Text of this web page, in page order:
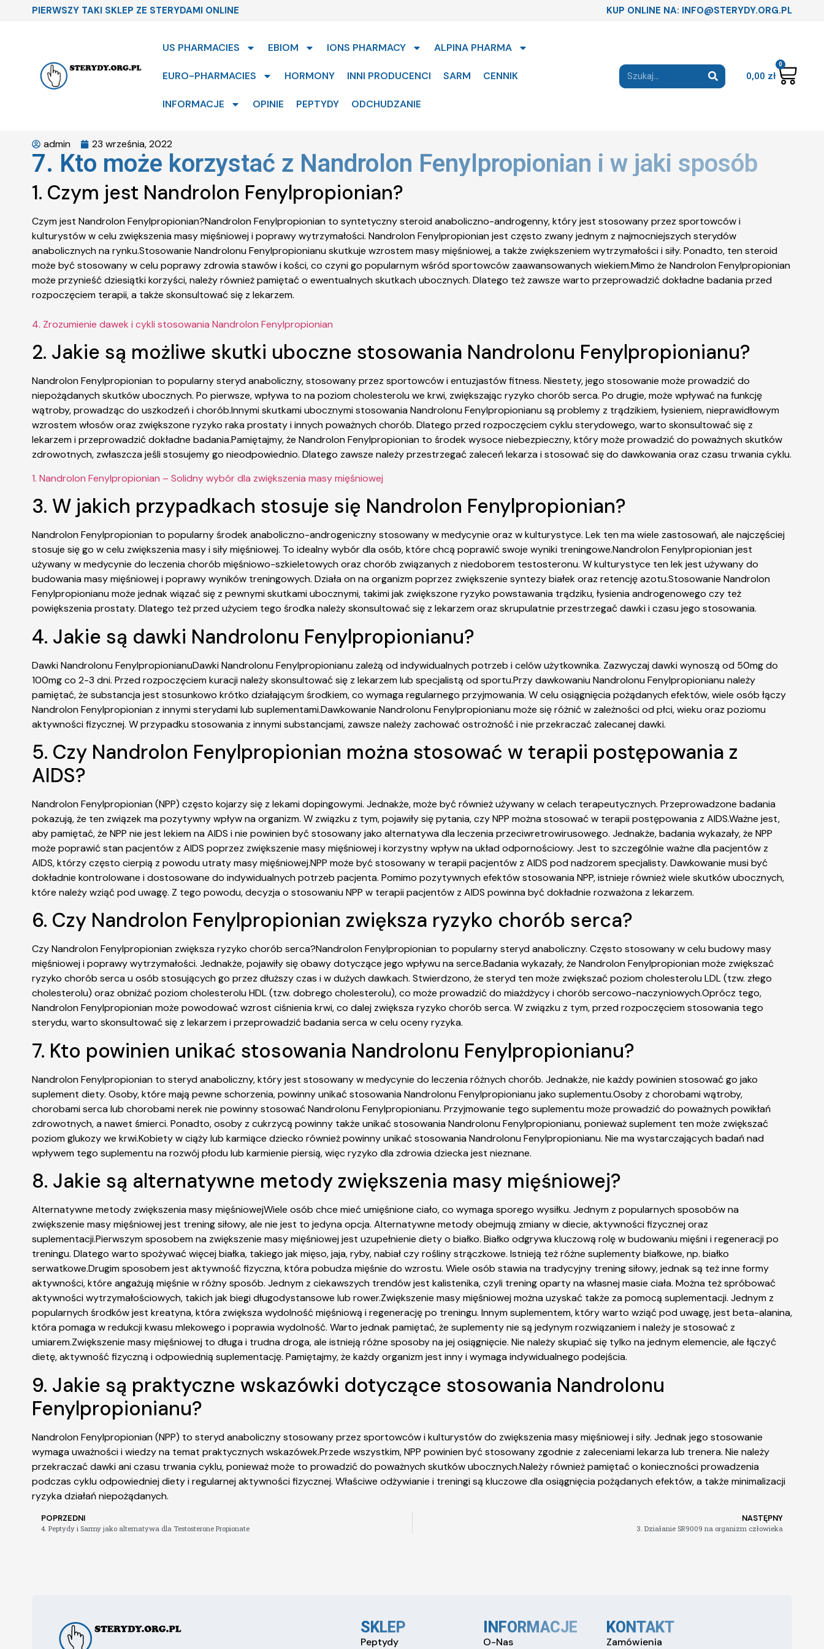
PIERWSZY TAKI SKLEP ZE STERYDAMI ONLINE KUP ONLINE NA: INFO@STERYDY.ORG.PL
US PHARMACIES EBIOM IONS PHARMACY ALPINA PHARMA
EURO-PHARMACIES HORMONY INNI PRODUCENCI SARM CENNIK
INFORMACJE OPINIE PEPTYDY ODCHUDZANIE
0,00 zł
0
admin 23 września, 2022
7. Kto może korzystać z Nandrolon Fenylpropionian i w jaki sposób
1. Czym jest Nandrolon Fenylpropionian?
Czym jest Nandrolon Fenylpropionian?Nandrolon Fenylpropionian to syntetyczny steroid anaboliczno-androgenny, który jest stosowany przez sportowców i
kulturystów w celu zwiększenia masy mięśniowej i poprawy wytrzymałości. Nandrolon Fenylpropionian jest często zwany jednym z najmocniejszych sterydów
anabolicznych na rynku.Stosowanie Nandrolonu Fenylpropionianu skutkuje wzrostem masy mięśniowej, a także zwiększeniem wytrzymałości i siły. Ponadto, ten steroid
może być stosowany w celu poprawy zdrowia stawów i kości, co czyni go popularnym wśród sportowców zaawansowanych wiekiem.Mimo że Nandrolon Fenylpropionian
może przynieść dziesiątki korzyści, należy również pamiętać o ewentualnych skutkach ubocznych. Dlatego też zawsze warto przeprowadzić dokładne badania przed
rozpoczęciem terapii, a także skonsultować się z lekarzem.
4. Zrozumienie dawek i cykli stosowania Nandrolon Fenylpropionian
2. Jakie są możliwe skutki uboczne stosowania Nandrolonu Fenylpropionianu?
Nandrolon Fenylpropionian to popularny steryd anaboliczny, stosowany przez sportowców i entuzjastów fitness. Niestety, jego stosowanie może prowadzić do
niepożądanych skutków ubocznych. Po pierwsze, wpływa to na poziom cholesterolu we krwi, zwiększając ryzyko chorób serca. Po drugie, może wpływać na funkcję
wątroby, prowadząc do uszkodzeń i chorób.Innymi skutkami ubocznymi stosowania Nandrolonu Fenylpropionianu są problemy z trądzikiem, łysieniem, nieprawidłowym
wzrostem włosów oraz zwiększone ryzyko raka prostaty i innych poważnych chorób. Dlatego przed rozpoczęciem cyklu sterydowego, warto skonsultować się z
lekarzem i przeprowadzić dokładne badania.Pamiętajmy, że Nandrolon Fenylpropionian to środek wysoce niebezpieczny, który może prowadzić do poważnych skutków
zdrowotnych, zwłaszcza jeśli stosujemy go nieodpowiednio. Dlatego zawsze należy przestrzegać zaleceń lekarza i stosować się do dawkowania oraz czasu trwania cyklu.
1. Nandrolon Fenylpropionian – Solidny wybór dla zwiększenia masy mięśniowej
3. W jakich przypadkach stosuje się Nandrolon Fenylpropionian?
Nandrolon Fenylpropionian to popularny środek anaboliczno-androgeniczny stosowany w medycynie oraz w kulturystyce. Lek ten ma wiele zastosowań, ale najczęściej
stosuje się go w celu zwiększenia masy i siły mięśniowej. To idealny wybór dla osób, które chcą poprawić swoje wyniki treningowe.Nandrolon Fenylpropionian jest
używany w medycynie do leczenia chorób mięśniowo-szkieletowych oraz chorób związanych z niedoborem testosteronu. W kulturystyce ten lek jest używany do
budowania masy mięśniowej i poprawy wyników treningowych. Działa on na organizm poprzez zwiększenie syntezy białek oraz retencję azotu.Stosowanie Nandrolon
Fenylpropionianu może jednak wiązać się z pewnymi skutkami ubocznymi, takimi jak zwiększone ryzyko powstawania trądziku, łysienia androgenowego czy też
powiększenia prostaty. Dlatego też przed użyciem tego środka należy skonsultować się z lekarzem oraz skrupulatnie przestrzegać dawki i czasu jego stosowania.
4. Jakie są dawki Nandrolonu Fenylpropionianu?
Dawki Nandrolonu FenylpropionianuDawki Nandrolonu Fenylpropionianu zależą od indywidualnych potrzeb i celów użytkownika. Zazwyczaj dawki wynoszą od 50mg do
100mg co 2-3 dni. Przed rozpoczęciem kuracji należy skonsultować się z lekarzem lub specjalistą od sportu.Przy dawkowaniu Nandrolonu Fenylpropionianu należy
pamiętać, że substancja jest stosunkowo krótko działającym środkiem, co wymaga regularnego przyjmowania. W celu osiągnięcia pożądanych efektów, wiele osób łączy
Nandrolon Fenylpropionian z innymi sterydami lub suplementami.Dawkowanie Nandrolonu Fenylpropionianu może się różnić w zależności od płci, wieku oraz poziomu
aktywności fizycznej. W przypadku stosowania z innymi substancjami, zawsze należy zachować ostrożność i nie przekraczać zalecanej dawki.
5. Czy Nandrolon Fenylpropionian można stosować w terapii postępowania z
AIDS?
Nandrolon Fenylpropionian (NPP) często kojarzy się z lekami dopingowymi. Jednakże, może być również używany w celach terapeutycznych. Przeprowadzone badania
pokazują, że ten związek ma pozytywny wpływ na organizm. W związku z tym, pojawiły się pytania, czy NPP można stosować w terapii postępowania z AIDS.Ważne jest,
aby pamiętać, że NPP nie jest lekiem na AIDS i nie powinien być stosowany jako alternatywa dla leczenia przeciwretrowirusowego. Jednakże, badania wykazały, że NPP
może poprawić stan pacjentów z AIDS poprzez zwiększenie masy mięśniowej i korzystny wpływ na układ odpornościowy. Jest to szczególnie ważne dla pacjentów z
AIDS, którzy często cierpią z powodu utraty masy mięśniowej.NPP może być stosowany w terapii pacjentów z AIDS pod nadzorem specjalisty. Dawkowanie musi być
dokładnie kontrolowane i dostosowane do indywidualnych potrzeb pacjenta. Pomimo pozytywnych efektów stosowania NPP, istnieje również wiele skutków ubocznych,
które należy wziąć pod uwagę. Z tego powodu, decyzja o stosowaniu NPP w terapii pacjentów z AIDS powinna być dokładnie rozważona z lekarzem.
6. Czy Nandrolon Fenylpropionian zwiększa ryzyko chorób serca?
Czy Nandrolon Fenylpropionian zwiększa ryzyko chorób serca?Nandrolon Fenylpropionian to popularny steryd anaboliczny. Często stosowany w celu budowy masy
mięśniowej i poprawy wytrzymałości. Jednakże, pojawiły się obawy dotyczące jego wpływu na serce.Badania wykazały, że Nandrolon Fenylpropionian może zwiększać
ryzyko chorób serca u osób stosujących go przez dłuższy czas i w dużych dawkach. Stwierdzono, że steryd ten może zwiększać poziom cholesterolu LDL (tzw. złego
cholesterolu) oraz obniżać poziom cholesterolu HDL (tzw. dobrego cholesterolu), co może prowadzić do miażdżycy i chorób sercowo-naczyniowych.Oprócz tego,
Nandrolon Fenylpropionian może powodować wzrost ciśnienia krwi, co dalej zwiększa ryzyko chorób serca. W związku z tym, przed rozpoczęciem stosowania tego
sterydu, warto skonsultować się z lekarzem i przeprowadzić badania serca w celu oceny ryzyka.
7. Kto powinien unikać stosowania Nandrolonu Fenylpropionianu?
Nandrolon Fenylpropionian to steryd anaboliczny, który jest stosowany w medycynie do leczenia różnych chorób. Jednakże, nie każdy powinien stosować go jako
suplement diety. Osoby, które mają pewne schorzenia, powinny unikać stosowania Nandrolonu Fenylpropionianu jako suplementu.Osoby z chorobami wątroby,
chorobami serca lub chorobami nerek nie powinny stosować Nandrolonu Fenylpropionianu. Przyjmowanie tego suplementu może prowadzić do poważnych powikłań
zdrowotnych, a nawet śmierci. Ponadto, osoby z cukrzycą powinny także unikać stosowania Nandrolonu Fenylpropionianu, ponieważ suplement ten może zwiększać
poziom glukozy we krwi.Kobiety w ciąży lub karmiące dziecko również powinny unikać stosowania Nandrolonu Fenylpropionianu. Nie ma wystarczających badań nad
wpływem tego suplementu na rozwój płodu lub karmienie piersią, więc ryzyko dla zdrowia dziecka jest nieznane.
8. Jakie są alternatywne metody zwiększenia masy mięśniowej?
Alternatywne metody zwiększenia masy mięśniowejWiele osób chce mieć umięśnione ciało, co wymaga sporego wysiłku. Jednym z popularnych sposobów na
zwiększenie masy mięśniowej jest trening siłowy, ale nie jest to jedyna opcja. Alternatywne metody obejmują zmiany w diecie, aktywności fizycznej oraz
suplementacji.Pierwszym sposobem na zwiększenie masy mięśniowej jest uzupełnienie diety o białko. Białko odgrywa kluczową rolę w budowaniu mięśni i regeneracji po
treningu. Dlatego warto spożywać więcej białka, takiego jak mięso, jaja, ryby, nabiał czy rośliny strączkowe. Istnieją też różne suplementy białkowe, np. białko
serwatkowe.Drugim sposobem jest aktywność fizyczna, która pobudza mięśnie do wzrostu. Wiele osób stawia na tradycyjny trening siłowy, jednak są też inne formy
aktywności, które angażują mięśnie w różny sposób. Jednym z ciekawszych trendów jest kalistenika, czyli trening oparty na własnej masie ciała. Można też spróbować
aktywności wytrzymałościowych, takich jak biegi długodystansowe lub rower.Zwiększenie masy mięśniowej można uzyskać także za pomocą suplementacji. Jednym z
popularnych środków jest kreatyna, która zwiększa wydolność mięśniową i regenerację po treningu. Innym suplementem, który warto wziąć pod uwagę, jest beta-alanina,
która pomaga w redukcji kwasu mlekowego i poprawia wydolność. Warto jednak pamiętać, że suplementy nie są jedynym rozwiązaniem i należy je stosować z
umiarem.Zwiększenie masy mięśniowej to długa i trudna droga, ale istnieją różne sposoby na jej osiągnięcie. Nie należy skupiać się tylko na jednym elemencie, ale łączyć
dietę, aktywność fizyczną i odpowiednią suplementację. Pamiętajmy, że każdy organizm jest inny i wymaga indywidualnego podejścia.
9. Jakie są praktyczne wskazówki dotyczące stosowania Nandrolonu
Fenylpropionianu?
Nandrolon Fenylpropionian (NPP) to steryd anaboliczny stosowany przez sportowców i kulturystów do zwiększenia masy mięśniowej i siły. Jednak jego stosowanie
wymaga uważności i wiedzy na temat praktycznych wskazówek.Przede wszystkim, NPP powinien być stosowany zgodnie z zaleceniami lekarza lub trenera. Nie należy
przekraczać dawki ani czasu trwania cyklu, ponieważ może to prowadzić do poważnych skutków ubocznych.Należy również pamiętać o konieczności prowadzenia
podczas cyklu odpowiedniej diety i regularnej aktywności fizycznej. Właściwe odżywianie i treningi są kluczowe dla osiągnięcia pożądanych efektów, a także minimalizacji
ryzyka działań niepożądanych.
POPRZEDNI
4. Peptydy i Sarmy jako alternatywa dla Testosterone Propionate
NASTĘPNY
3. Działanie SR9009 na organizm człowieka
SKLEP
Peptydy
INFORMACJE
O-Nas
KONTAKT
Zamówienia